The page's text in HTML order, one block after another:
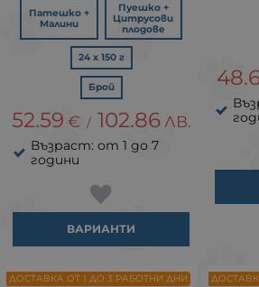
Патешко +
Малини
Пуешко +
Цитрусови
плодове
24 х 150 г
Брой
52.59 € / 102.86 ЛВ.
Възраст: от 1 до 7
години
ВАРИАНТИ
ДОСТАВКА ОТ 1 ДО 3 РАБОТНИ ДНИ